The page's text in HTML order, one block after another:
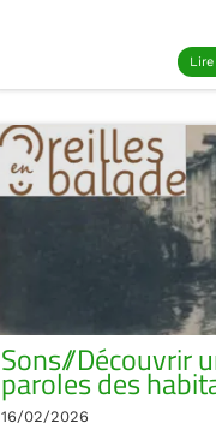
Sons//Découvrir
paroles des
16/02/2026